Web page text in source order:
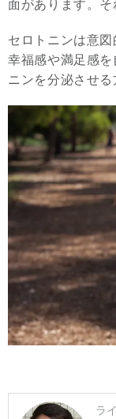
面があります。そ
セロトニンは意図
幸福感や満足感
ニンを分泌させる
ラ